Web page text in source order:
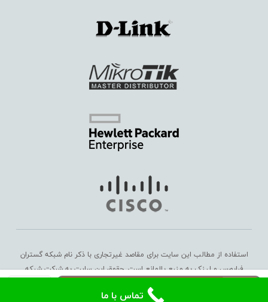
روتر
افزودن به سبد خرید
استفاده از مطالب این سایت برای مقاصد غیرتجاری با ذکر نام شبکه گستران
فرابورس و لینک به منبع بلامانع است. حقوق این سایت بهشرکت شبکه
تماس با ما